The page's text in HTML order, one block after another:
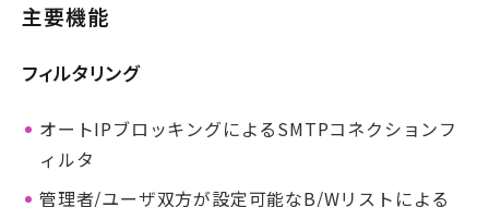
主要機能
フィルタリング
オートIPブロッキングによるSMTPコネクションフ
ィルタ
管理者/ユーザ双方が設定可能なB/Wリストによる